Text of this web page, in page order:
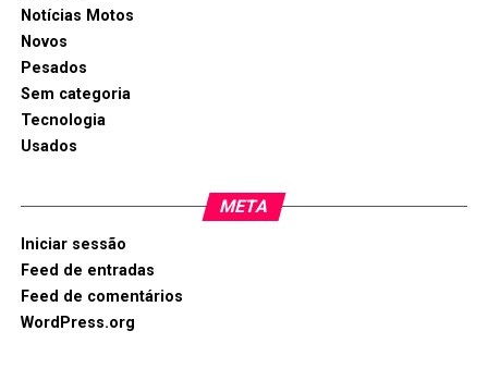
Notícias Motos
Novos
Pesados
Sem categoria
Tecnologia
Usados
META
Iniciar sessão
Feed de entradas
Feed de comentários
WordPress.org